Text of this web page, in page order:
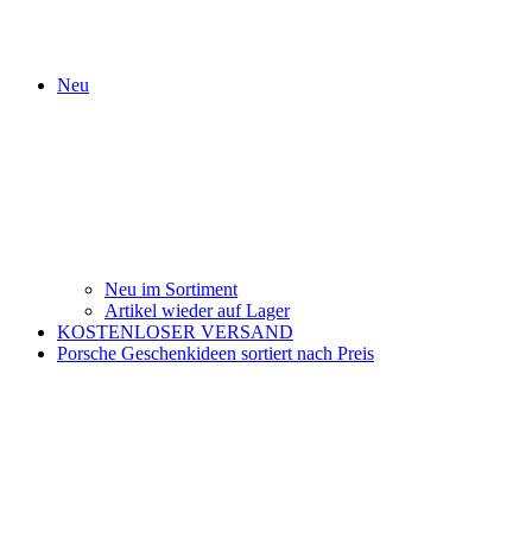
Neu
Neu im Sortiment
Artikel wieder auf Lager
KOSTENLOSER VERSAND
Porsche Geschenkideen sortiert nach Preis